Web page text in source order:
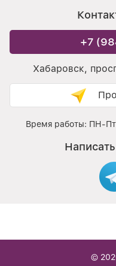
+7
Хабаровск,
Время работы: ПН-
©